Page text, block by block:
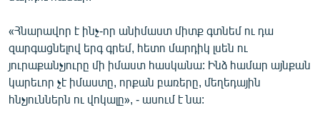
Русский
ՀԵՏԵՎԵՔ ՄԵԶ
«Հնարավոր է ինչ-որ անիմաստ միտք գտնեմ ու դա
զարգացնելով երգ գրեմ, հետո մարդիկ լսեն ու
յուրաքանչյուրը մի իմաստ հասկանա: Ինձ համար այնքան
կարեւոր չէ իմաստը, որքան բառերը, մեղեդային
հնչյուններն ու վոկալը», - ասում է նա: